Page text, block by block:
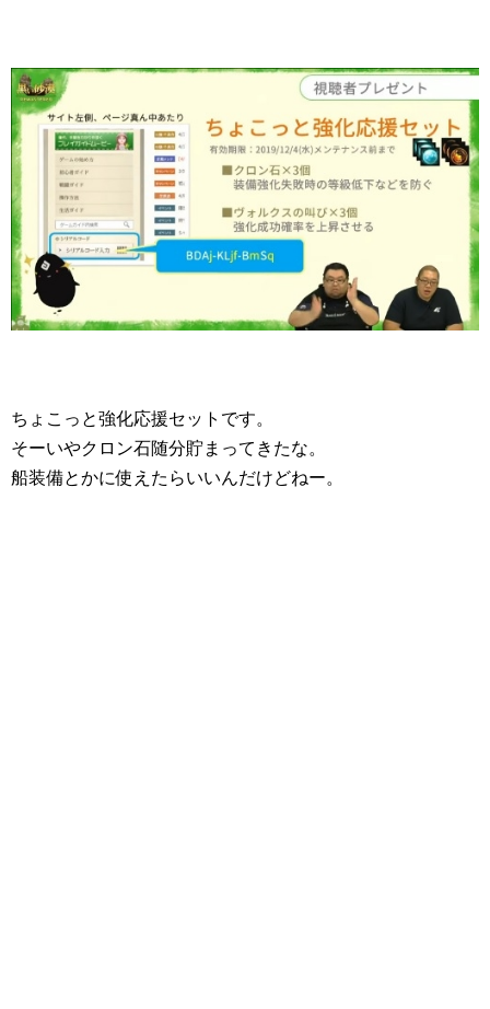
ちょこっと強化応援セットです。
そーいやクロン石随分貯まってきたな。
船装備とかに使えたらいいんだけどねー。